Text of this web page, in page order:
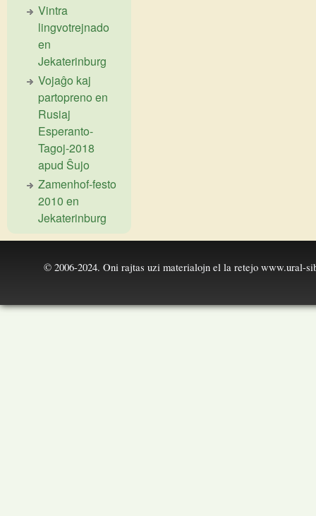
Vintra
lingvotrejnado
en
Jekaterinburg
Vojaĝo kaj
partopreno en
Rusiaj
Esperanto-
Tagoj-2018
apud Ŝujo
Zamenhof-festo
2010 en
Jekaterinburg
© 2006-2024. Oni rajtas uzi materialojn el la retejo www.ural-